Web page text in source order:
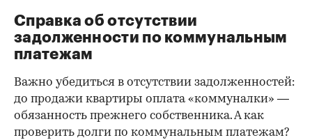
Справка об отсутствии
задолженности по коммунальным
платежам
Важно убедиться в отсутствии задолженностей:
до продажи квартиры оплата «коммуналки» —
обязанность прежнего собственника. А как
проверить долги по коммунальным платежам?